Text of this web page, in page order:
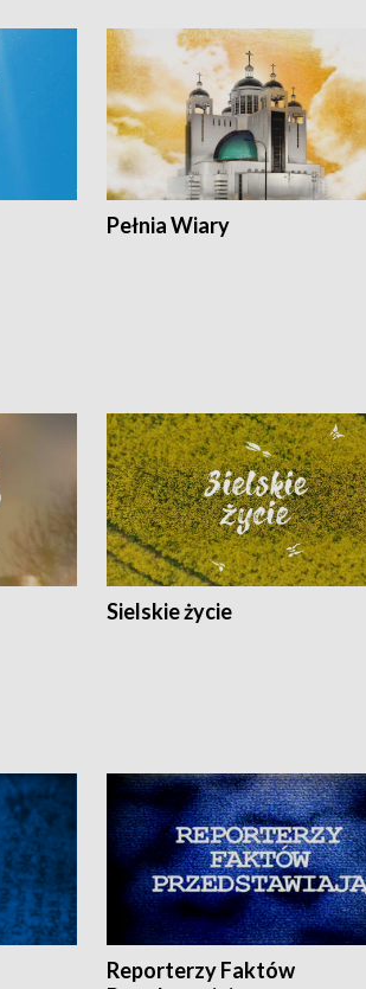
Pełnia Wiary
Sielskie życie
Reporterzy Faktów